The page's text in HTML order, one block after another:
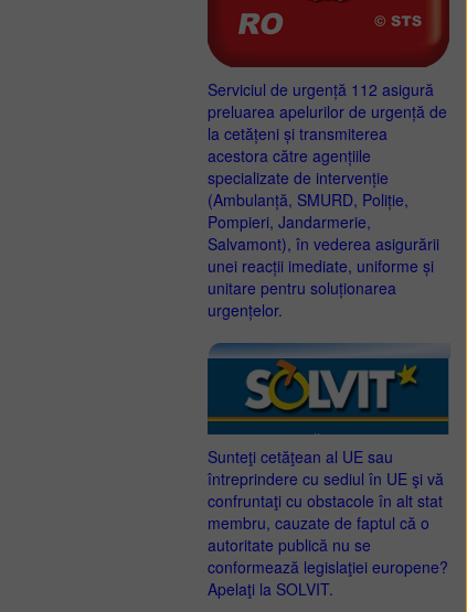
Serviciul de urgență 112 asigură
preluarea apelurilor de urgență de
la cetățeni și transmiterea
acestora către agențiile
specializate de intervenție
(Ambulanță, SMURD, Poliție,
Pompieri, Jandarmerie,
Salvamont), în vederea asigurării
unei reacții imediate, uniforme și
unitare pentru soluționarea
urgențelor.
Sunteţi cetăţean al UE sau
întreprindere cu sediul în UE şi vă
confruntaţi cu obstacole în alt stat
membru, cauzate de faptul că o
autoritate publică nu se
conformează legislaţiei europene?
Apelaţi la SOLVIT.